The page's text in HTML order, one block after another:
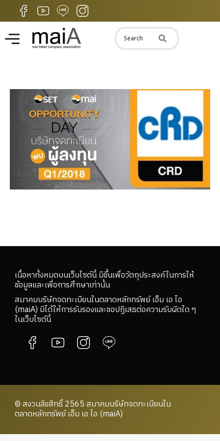
เนื้อหาทั้งหมดบนเว็บไซต์นี้ มีขึ้นเพื่อวัตถุประสงค์ในการให้
ข้อมูลและเพื่อการศึกษาเท่านั้น
สมาคมบริษัทจดทะเบียนในตลาดหลักทรัพย์ เอ็ม เอ ไอ
(maiA) มิได้ให้การรับรองและขอปฏิเสธต่อความรับผิดใด ๆ
ในเว็บไซต์นี้
© สงวนลิขสิทธิ์ 2565 สมาคมบริษัทจดทะเบียนใน
ตลาดหลักทรัพย์ เอ็ม เอ ไอ (maiA)